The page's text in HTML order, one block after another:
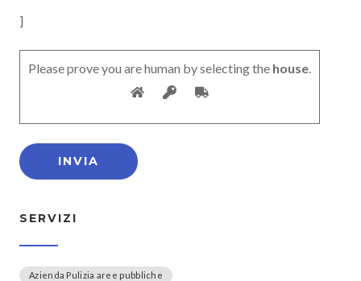
]
Please prove you are human by selecting the house.
SERVIZI
Azienda Pulizia aree pubbliche